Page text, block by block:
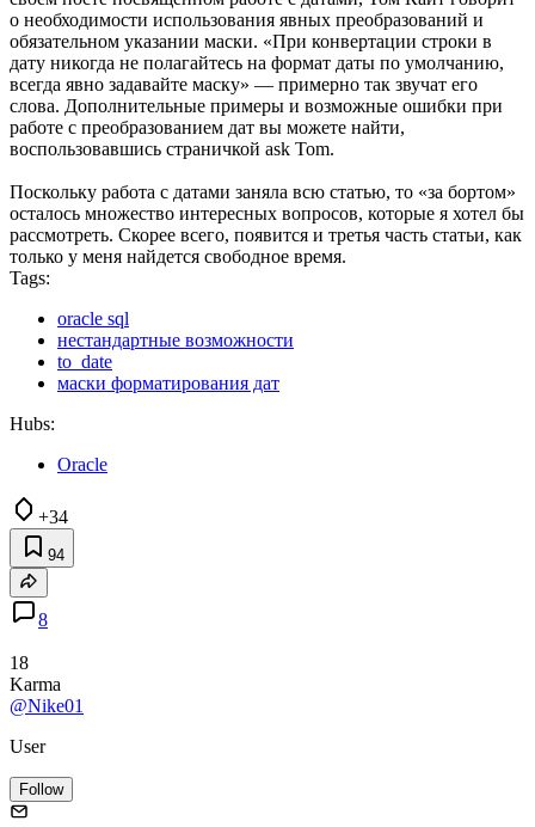
В последнюю строку запроса вместо ХХХХХХХХ мы будем
вставлять полученные из предыдущей строки данные.
Результаты выполнения запроса представлены на рисунках
ниже.
Рис. 4. Результат выполнения запроса №26 в sqlplus.
Рис. 5. Результат выполнения запроса №26 в PL/SQL
Developer.
Почему в sqlplus выведенные на экран данные были успешно
конвертированы в дату, а данные выведенные на экран
PL/SQL Developer’ом не смогли сконвертироваться? Потому
указанный в сессии, а данные выведенные PL/SQL
Developer’ом были приведены для отображения в свой
формат, отличный от формата сессии.